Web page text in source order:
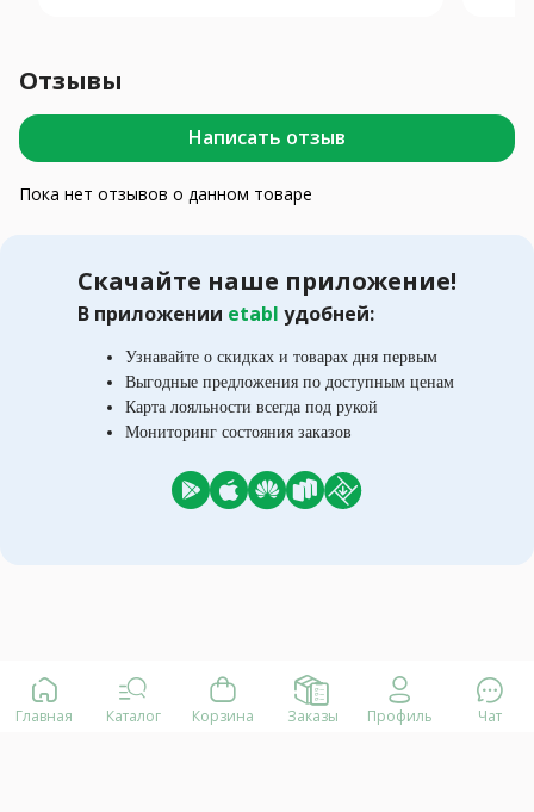
Отзывы
Написать отзыв
Пока нет отзывов о данном товаре
Скачайте наше приложение!
В приложении etabl удобней:
Узнавайте о скидках и товарах дня первым
Выгодные предложения по доступным ценам
Карта лояльности всегда под рукой
Мониторинг состояния заказов
Главная Каталог Корзина Заказы Профиль Чат